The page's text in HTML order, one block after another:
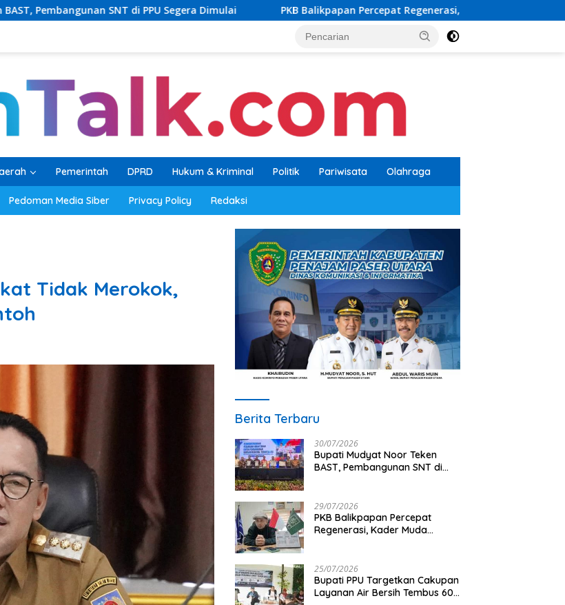
di PPU Segera Dimulai PKB Balikpapan Percepat Regenerasi, Kader Muda Diprioritaskan Pimpin Struktur
Pemerintah DPRD Hukum & Kriminal Politik Pariwisata Olahraga
Pedoman Media Siber Privacy Policy Redaksi
Tidak Merokok,
Berita Terbaru
30/07/2026
Bupati Mudyat Noor Teken
BAST, Pembangunan SNT di
29/07/2026
PKB Balikpapan Percepat
Regenerasi, Kader Muda
25/07/2026
Bupati PPU Targetkan Cakupan
Layanan Air Bersih Tembus 60